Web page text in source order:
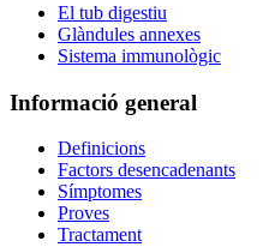
El tub digestiu
Glàndules annexes
Sistema immunològic
Informació general
Definicions
Factors desencadenants
Símptomes
Proves
Tractament